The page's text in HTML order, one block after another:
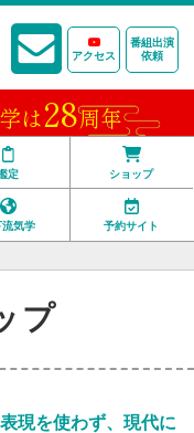
番組出演
依頼
アクセス
は28周年
定 ショップ
流気学 予約サイト
プ
現を使わず、現代に